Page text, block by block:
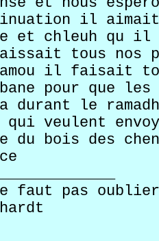
il aimait
et chleuh qu
tous nos
il faisait
pour que les
durant le
qui veulent
du bois des
faut pas